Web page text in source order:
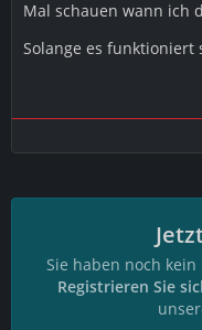
Mal schauen wann ich
Solange es
Sie haben noch
Registrieren Sie